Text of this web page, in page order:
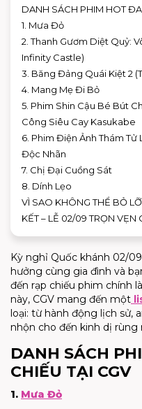
DANH SÁCH PHIM HOT
1. Mưa Đỏ
2. Thanh Gươm Diệt Quỷ:
Infinity Castle)
3. Băng Đảng Quái Kiệt 2
4. Mang Mẹ Đi Bỏ
5. Phim Shin Cậu Bé Bút
Công Siêu Cay Kasukabe
6. Phim Điện Ảnh Thám
Độc Nhãn
7. Chị Đại Cuồng Sát
8. Dính Lẹo
VÌ SAO KHÔNG THỂ BỎ
KẾT – LỄ 02/09 TRỌN VẸN
Kỳ nghỉ Quốc khánh 02/
hưởng cùng gia đình và
đến rạp chiếu phim chính
này, CGV mang đến một
loại: từ hành động lịch sử,
nhộn cho đến kinh dị
DANH SÁCH
CHIẾU TẠI CGV
1. Mưa Đỏ